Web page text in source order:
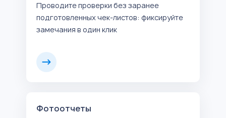
Проводите проверки без заранее
подготовленных чек-листов: фиксируйте
замечания в один клик
Фотоотчеты